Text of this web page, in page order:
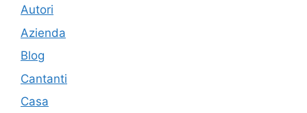
Autori
Azienda
Blog
Cantanti
Casa